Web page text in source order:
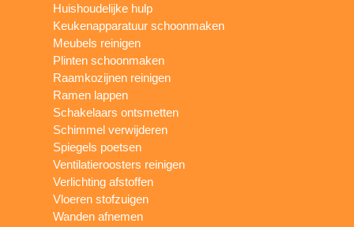
Huishoudelijke hulp
Keukenapparatuur schoonmaken
Meubels reinigen
Plinten schoonmaken
Raamkozijnen reinigen
Ramen lappen
Schakelaars ontsmetten
Schimmel verwijderen
Spiegels poetsen
Ventilatieroosters reinigen
Verlichting afstoffen
Vloeren stofzuigen
Wanden afnemen